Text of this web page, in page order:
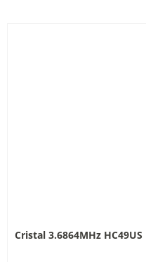
Cristal 3.6864MHz HC49US